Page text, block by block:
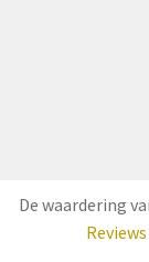
De waardering
Reviews